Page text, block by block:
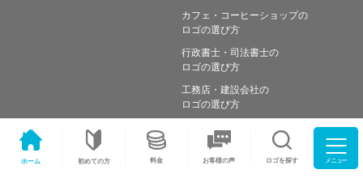
ホーム 初めての方 料金 お客様の声 ロゴを探す メニュー
カフェ・コーヒーショップの
ロゴの選び方
行政書士・司法書士の
ロゴの選び方
工務店・建設会社の
ロゴの選び方
Copyright © Simple works Inc. All Rights Reserved.